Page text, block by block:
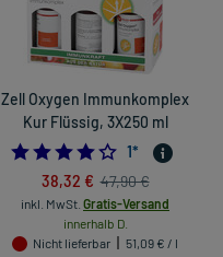
Zell Oxygen Immunkomplex
Kur Flüssig, 3X250 ml
4.0
1*
38,32 € 47,90 €
inkl. MwSt. Gratis-Versand
innerhalb D.
Nicht lieferbar
51,09 € / l